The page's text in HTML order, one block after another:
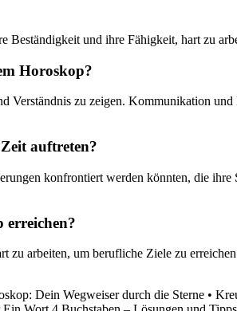
Beständigkeit und ihre Fähigkeit, hart zu
Horoskop?
zu zeigen. Kommunikation
auftreten?
konfrontiert werden könnten, die
erreichen?
arbeiten, um berufliche Ziele zu
Dein Wegweiser durch die Sterne •